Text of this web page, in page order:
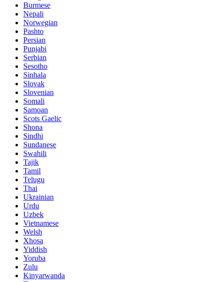
Burmese
Nepali
Norwegian
Pashto
Persian
Punjabi
Serbian
Sesotho
Sinhala
Slovak
Slovenian
Somali
Samoan
Scots Gaelic
Shona
Sindhi
Sundanese
Swahili
Tajik
Tamil
Telugu
Thai
Ukrainian
Urdu
Uzbek
Vietnamese
Welsh
Xhosa
Yiddish
Yoruba
Zulu
Kinyarwanda